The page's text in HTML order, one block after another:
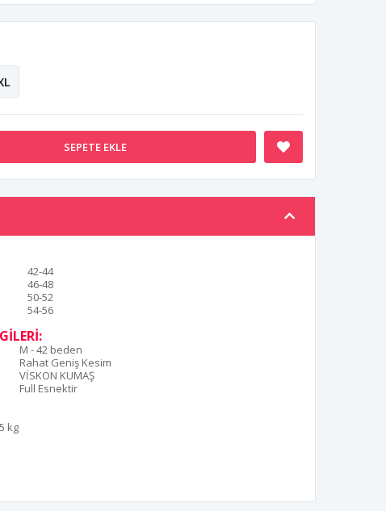
SEPETE EKLE
42-44
46-48
50-52
54-56
M - 42 beden
Rahat Geniş Kesim
VİSKON KUMAŞ
Full Esnektir
kg